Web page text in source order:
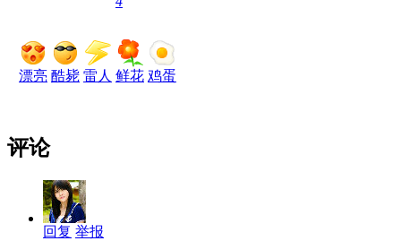
漂亮 酷毙 雷人 鲜花 鸡蛋
评论
回复 举报